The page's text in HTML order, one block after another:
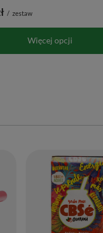
/ zestaw
Więcej opcji